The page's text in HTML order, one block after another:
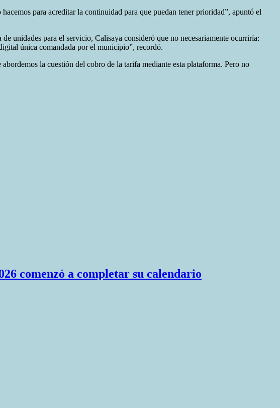
para acreditar la continuidad para que puedan tener prioridad”, apuntó el
unidades para el servicio, Calisaya consideró que no necesariamente ocurriría:
única comandada por el municipio”, recordó.
la cuestión del cobro de la tarifa mediante esta plataforma. Pero no
comenzó a completar su calendario